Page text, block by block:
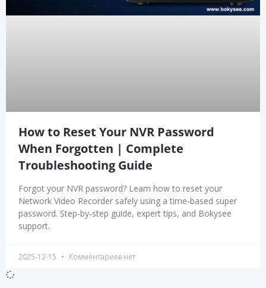
How to Reset Your NVR Password
When Forgotten | Complete
Troubleshooting Guide
Forgot your NVR password? Learn how to reset your
Network Video Recorder safely using a time-based super
password. Step-by-step guide, expert tips, and Bokysee
support.
2025-12-15 Комментариев нет